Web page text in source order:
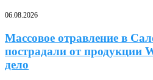
06.08.2026
Массовое отравление в
пострадали от продукции
дело